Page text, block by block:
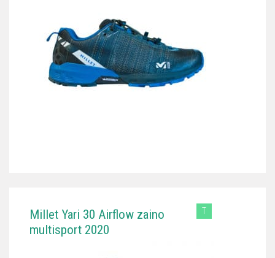
T
Millet Yari 30 Airflow zaino
multisport 2020